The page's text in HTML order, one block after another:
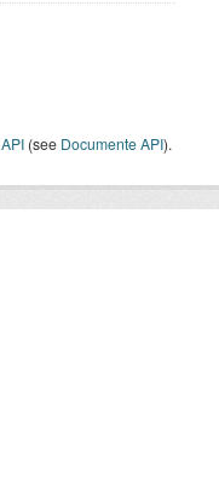
API (see Documente API).